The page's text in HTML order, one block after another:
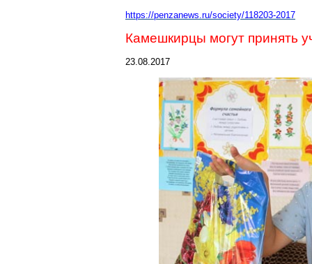
https://penzanews.ru/society/118203-2017
Камешкирцы могут принять
23.08.2017